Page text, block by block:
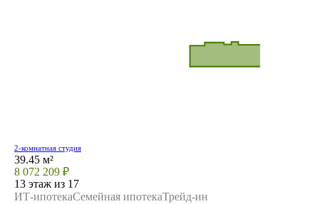
2-комнатная студия
39.45 м²
8 072 209 ₽
13 этаж из 17
ИТ-ипотекаСемейная ипотекаТрейд-ин